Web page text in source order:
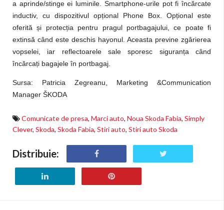
a aprinde/stinge ei luminile. Smartphone-urile pot fi încărcate
inductiv, cu dispozitivul opțional Phone Box. Opțional este
oferită și protecția pentru pragul portbagajului, ce poate fi
extinsă când este deschis hayonul. Aceasta previne zgârierea
vopselei, iar reflectoarele sale sporesc siguranța când
încărcați bagajele în portbagaj.
Sursa: Patricia Zegreanu, Marketing &Communication
Manager ŠKODA
Comunicate de presa, Marci auto, Noua Skoda Fabia, Simply
Clever, Skoda, Skoda Fabia, Stiri auto, Stiri auto Skoda
Distribuie: